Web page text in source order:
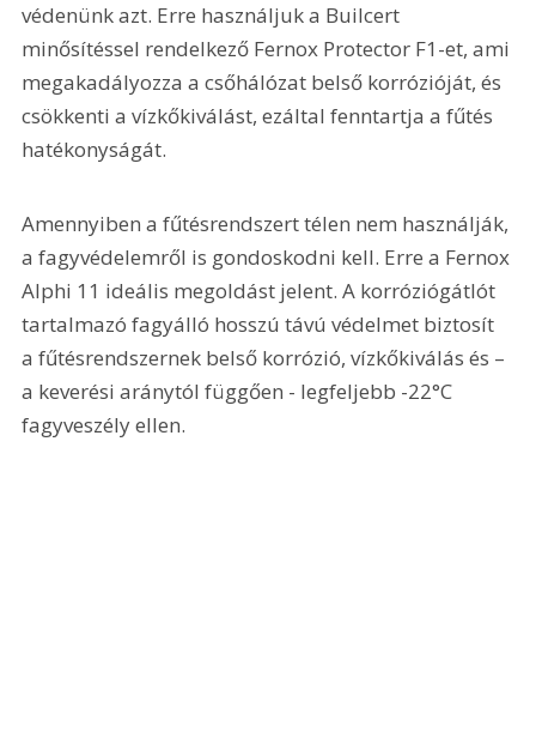
védenünk azt. Erre használjuk a Builcert
minősítéssel rendelkező Fernox Protector F1-et, ami
megakadályozza a csőhálózat belső korrózióját, és
csökkenti a vízkőkiválást, ezáltal fenntartja a fűtés
hatékonyságát.
Amennyiben a fűtésrendszert télen nem használják,
a fagyvédelemről is gondoskodni kell. Erre a Fernox
Alphi 11 ideális megoldást jelent. A korróziógátlót
tartalmazó fagyálló hosszú távú védelmet biztosít
a fűtésrendszernek belső korrózió, vízkőkiválás és –
a keverési aránytól függően - legfeljebb -22°C
fagyveszély ellen.